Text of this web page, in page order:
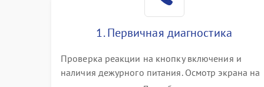
1. Первичная диагностика
Проверка реакции на кнопку включения и
наличия дежурного питания. Осмотр экрана на